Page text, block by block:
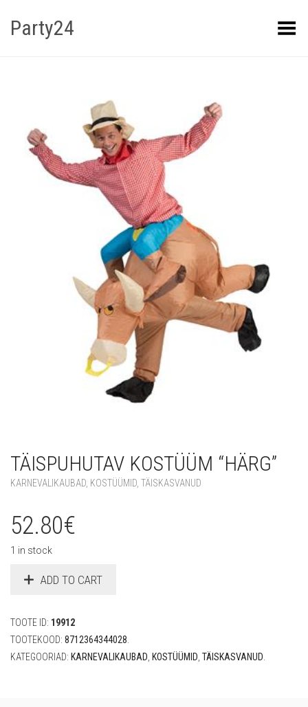
Party24 Kuva menüü
TÄISPUHUTAV KOSTÜÜM “HÄRG”
KARNEVALIKAUBAD KOSTÜÜMID TÄISKASVANUD
52.80€
1 in stock
ADD TO CART
TOOTE ID: 19912
TOOTEKOOD: 8712364344028
KATEGOORIAD: KARNEVALIKAUBAD KOSTÜÜMID TÄISKASVANUD